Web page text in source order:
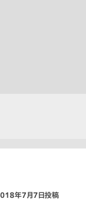
年7月7日投稿